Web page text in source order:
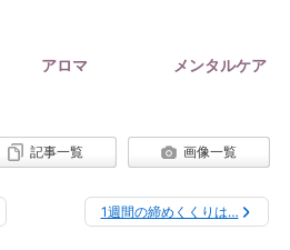
記事一覧 画像一覧
1週間の締めくくりは…
アロマ メンタルケア